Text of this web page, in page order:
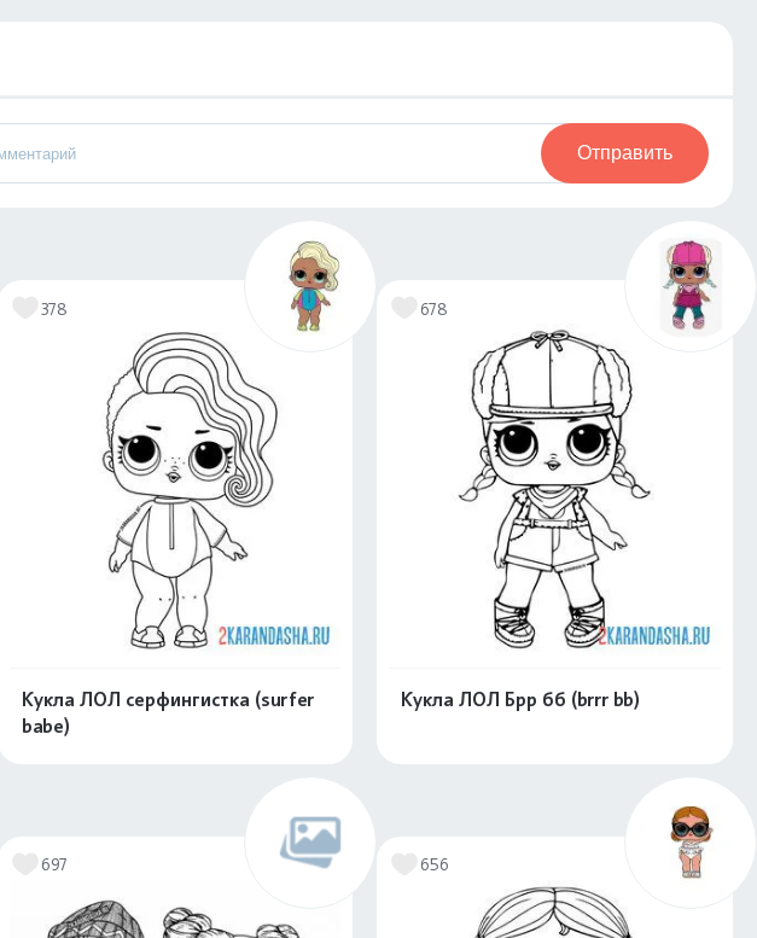
Отправить
378
Кукла ЛОЛ серфингистка (surfer
babe)
678
Кукла ЛОЛ Брр бб (brrr bb)
697 656